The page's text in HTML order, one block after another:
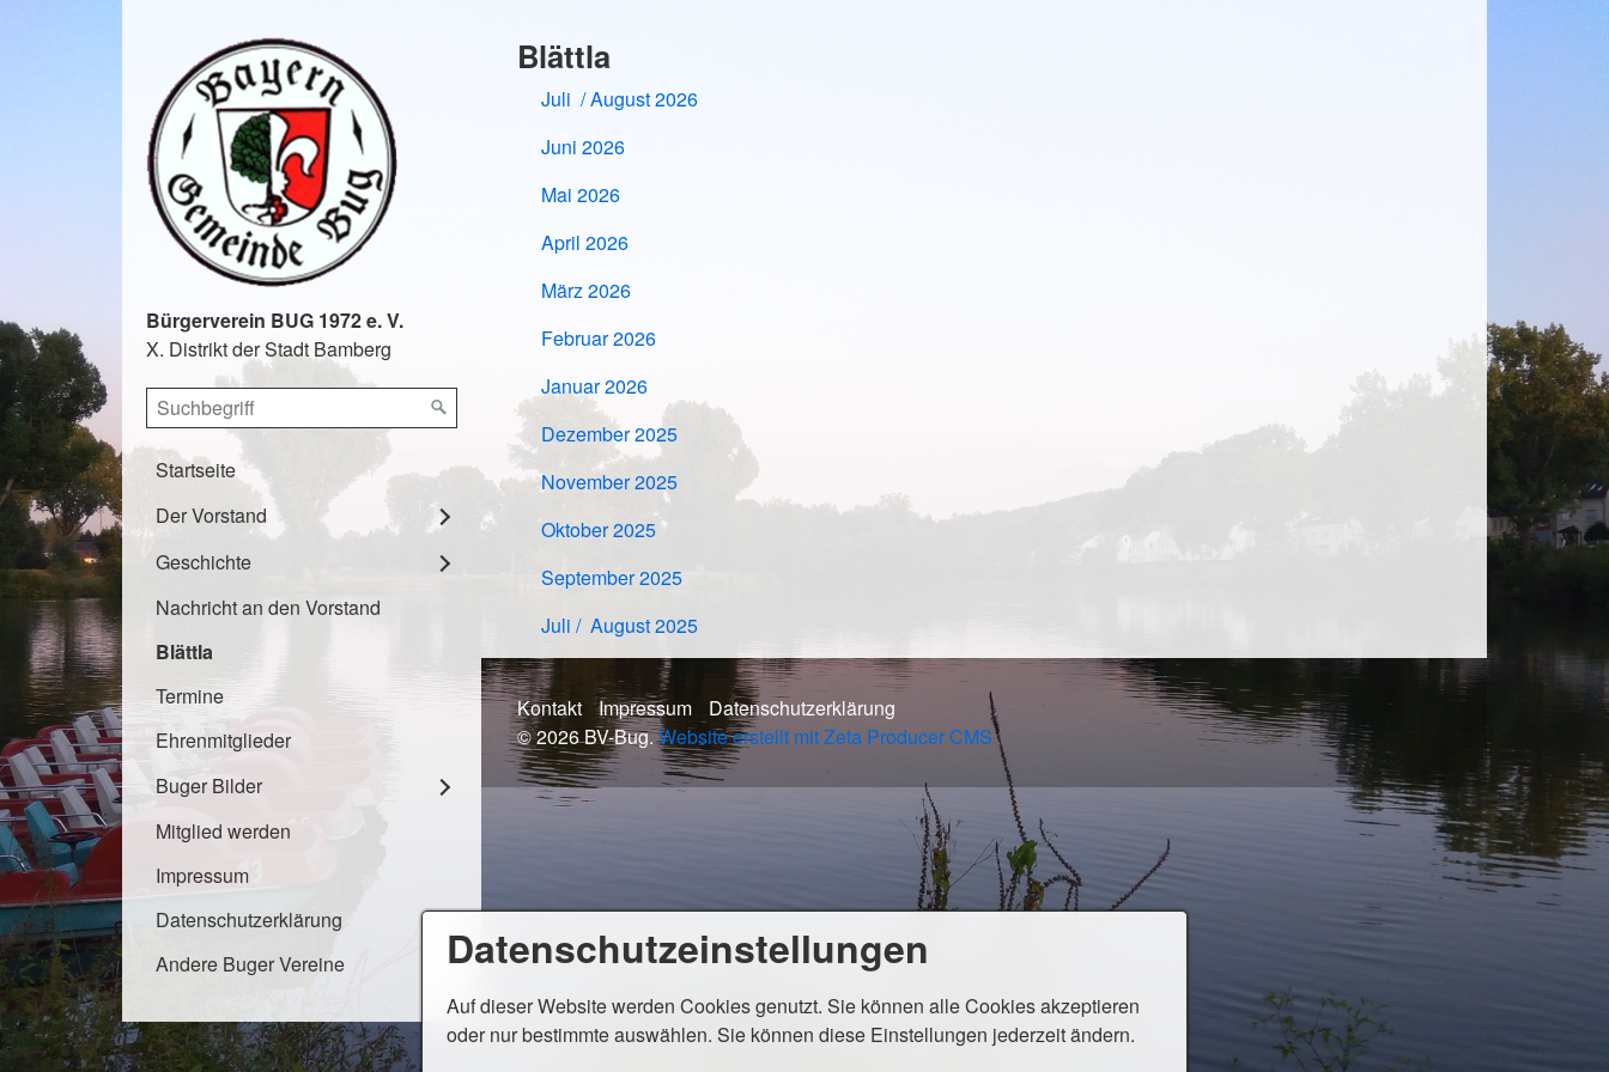
Bürgerverein BUG 1972 e. V.
X. Distrikt der Stadt Bamberg
Startseite
Der Vorstand
Geschichte
Nachricht an den Vorstand
Blättla
Termine
Ehrenmitglieder
Buger Bilder
Mitglied werden
Impressum
Datenschutzerklärung
Andere Buger Vereine
Blättla
Juli / August 2026
Juni 2026
Mai 2026
April 2026
März 2026
Februar 2026
Januar 2026
Dezember 2025
November 2025
Oktober 2025
September 2025
Juli / August 2025
Kontakt Impressum
Datenschutzerklärung
© 2026 BV-Bug.Website erstellt mit Zeta Producer CMS
Datenschutzeinstellungen
Auf dieser Website werden Cookies genutzt. Sie können alle Cookies akzeptieren
oder nur bestimmte auswählen. Sie können diese Einstellungen jederzeit ändern.